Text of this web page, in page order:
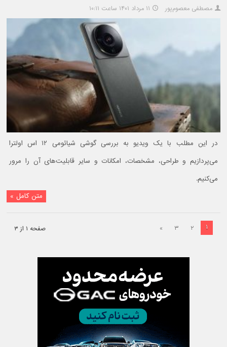
مصطفی معصوم‌پور ۱۱ مرداد ۱۴۰۱ ساعت ۱۰:۱۱
در این مطلب با یک ویدیو به بررسی گوشی شیائومی ۱۲ اس اولترا
می‌پردازیم و طراحی، مشخصات، امکانات و سایر قابلیت‌های آن را مرور
می‌کنیم.
متن کامل »
صفحه ۱ از ۳ ۱ ۲ ۳ »